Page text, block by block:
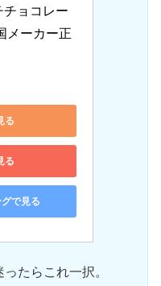
チョコレー
メーカー正
る
る
で見る
たらこれ一択。